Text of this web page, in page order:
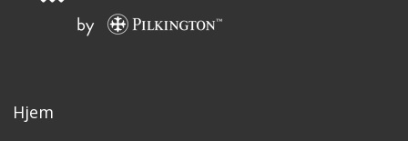
Hjem